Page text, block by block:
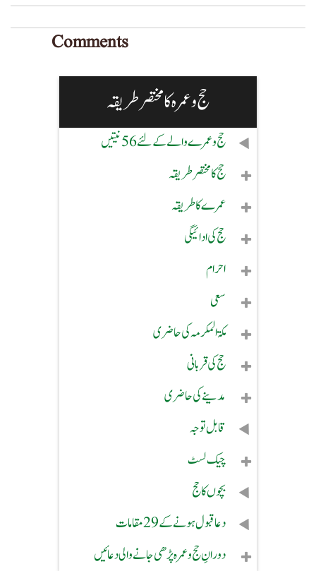
Comments
حج و عمرہ کا مختصر طریقہ
حج و عمرے والے کے لئے 56 نیتیں
حج کا مختصر طریقہ
عمرے کا طریقہ
حج کی ادائیگی
احرام
سعی
مکۃ المکرمہ کی حاضری
حج کی قربانی
مدینے کی حاضری
قابل توجہ
چیک لسٹ
بچوں کا حج
دعا قبول ہونے کے 29 مقامات
دورانِ حج و عمرہ پڑھی جانے والی دعائیں